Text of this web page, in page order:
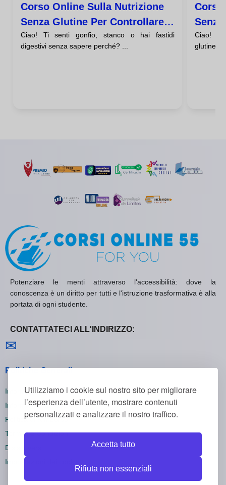
Utilizziamo i cookie sul nostro sito per migliorare
l’esperienza dell’utente, mostrare contenuti
personalizzati e analizzare il nostro traffico.
Accetta tutto
Rifiuta non essenziali
Corso Online Sulla Nutrizione
Senza Glutine Per Controllare I
Sintomi
Ciao! Ti senti gonfio, stanco o hai fastidi
digestivi senza sapere perché? ...
Ciao! Ti
glutine?
Potenziare le menti attraverso l'accessibilità: dove la
conoscenza è un diritto per tutti e l'istruzione trasformativa è alla
portata di ogni studente.
CONTATTATECI ALL'INDIRIZZO:
✉
Politiche Generali
Informativa sulla Privacy
Informativa sui Cookie
Politica di Rimborso
Termini e Condizioni
Disiscriversi
Impostazioni dei cookie